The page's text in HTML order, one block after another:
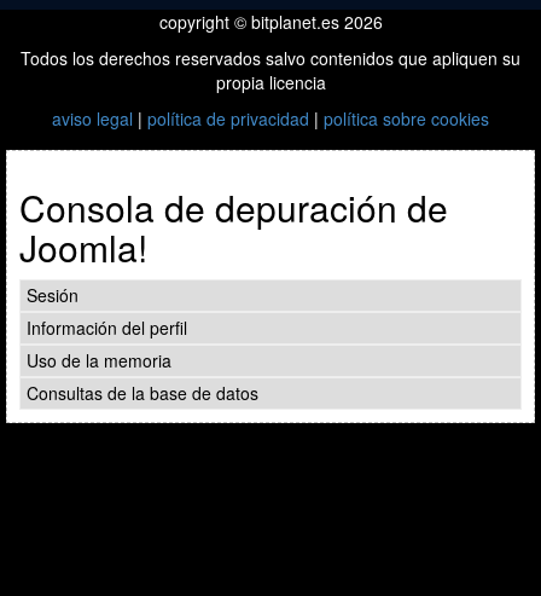
copyright © bitplanet.es 2026
Todos los derechos reservados salvo contenidos que apliquen su
propia licencia
aviso legal | política de privacidad | política sobre cookies
Consola de depuración de
Joomla!
Sesión
Información del perfil
Uso de la memoria
Consultas de la base de datos